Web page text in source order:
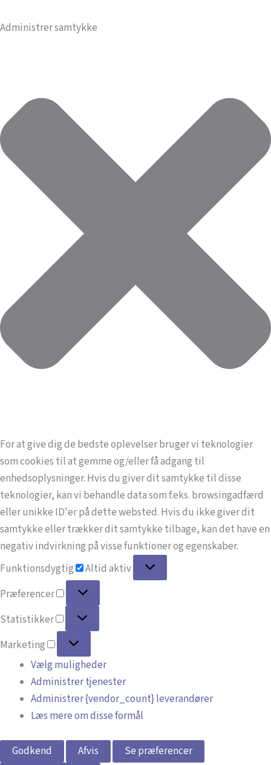
Administrer samtykke
For at give dig de bedste oplevelser bruger vi teknologier
som cookies til at gemme og/eller få adgang til
enhedsoplysninger. Hvis du giver dit samtykke til disse
teknologier, kan vi behandle data som f.eks. browsingadfærd
eller unikke ID'er på dette websted. Hvis du ikke giver dit
samtykke eller trækker dit samtykke tilbage, kan det have en
negativ indvirkning på visse funktioner og egenskaber.
Funktionsdygtig
Altid aktiv
Præferencer
Statistikker
Marketing
Vælg muligheder
Administrer tjenester
Administrer {vendor_count} leverandører
Læs mere om disse formål
Godkend Afvis
Se præferencer